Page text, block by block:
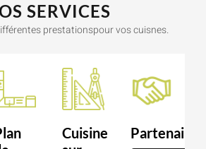
SERVICES
prestationspour vos cuisnes.
Cuisine
Partenaire